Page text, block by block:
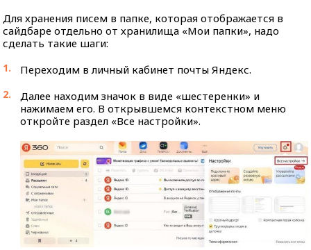
Для хранения писем в папке, которая отображается в
сайдбаре отдельно от хранилища «Мои папки», надо
сделать такие шаги:
Переходим в личный кабинет почты Яндекс.
Далее находим значок в виде «шестеренки» и
нажимаем его. В открывшемся контекстном меню
откройте раздел «Все настройки».